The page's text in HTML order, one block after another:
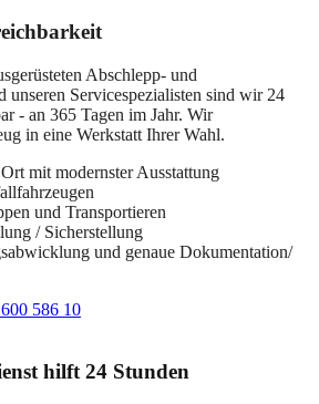
Abschlepp- und
unseren Servicespezialisten sind wir 24
- an 365 Tagen im Jahr. Wir
in eine Werkstatt Ihrer Wahl.
mit modernster Ausstattung
und Transportieren
/ Sicherstellung
und genaue Dokumentation/
586 10
hilft 24 Stunden